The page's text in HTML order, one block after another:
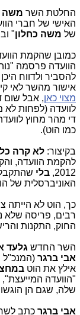
החלטת השר משה
האישי של חברי
של משה כחלון"
כמובן שהקמת
הוועדה פרסמה
להסביר ולדווח
אישור מהשר לאי
מצוי כאן, אבל שום
לוועדה (לפחות לא
די מהר מחוץ
כמו הוט).
בקיצור: לא קרה
להקמת הוועדה,
2012, בלי
האוניברסלית של
כך, הוט לא הייתה
רבים, פריסה שלא
החוק, התקנות
השר החדש גלעד
אבי ברגר (המנכ"ל
אילץ את הוט במחצית
"הוועדה
שלה, שגם הן הוגשו
אבי ברגר כתב